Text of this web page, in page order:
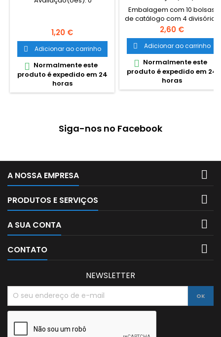
Preço
1,20 €
 Adicionar ao carrinho
 Normalmente este
produto é expedido em 24
horas
Embalagem com 10 bolsas
de catálogo com 4 divisórias
de 10x15cm
aproximadmaente. Bolsas
catálogo para postais,
fotografias. Micas divididas
em 4, cada divisão: 10cm
(largura) x 15cm (altura)
,abertura lateral.
Preço
2,60 €
 Adicionar ao carrinho
 Normalmente este
produto é expedido em 24
horas
Siga-nos no Facebook
A NOSSA EMPRESA 
PRODUTOS E SERVIÇOS 
A SUA CONTA 
CONTATO 
NEWSLETTER